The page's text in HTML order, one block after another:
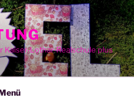
Kaiser-Lothar-Realschule plus